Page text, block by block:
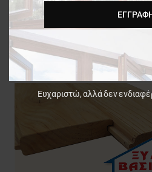
Ευχαριστώ, αλλά δεν